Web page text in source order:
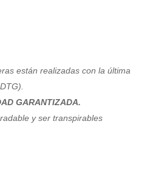
están realizadas con la última
GARANTIZADA.
y ser transpirables